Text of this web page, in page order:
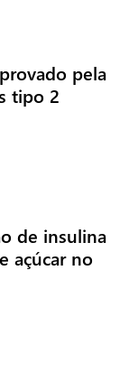
pela
tipo 2
de insulina
açúcar no